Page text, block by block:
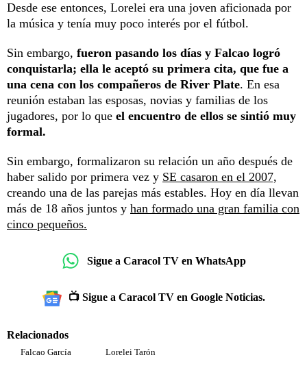
Desde ese entonces, Lorelei era una joven aficionada por
la música y tenía muy poco interés por el fútbol.
Sin embargo, fueron pasando los días y Falcao logró
conquistarla; ella le aceptó su primera cita, que fue a
una cena con los compañeros de River Plate. En esa
reunión estaban las esposas, novias y familias de los
jugadores, por lo que el encuentro de ellos se sintió muy
formal.
Sin embargo, formalizaron su relación un año después de
haber salido por primera vez y SE casaron en el 2007,
creando una de las parejas más estables. Hoy en día llevan
más de 18 años juntos y han formado una gran familia con
cinco pequeños.
Sigue a Caracol TV en WhatsApp
📺 Sigue a Caracol TV en Google Noticias.
Relacionados
Falcao García
Lorelei Tarón